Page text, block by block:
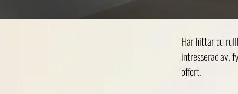
Här hittar du
intresserad av,
offert.